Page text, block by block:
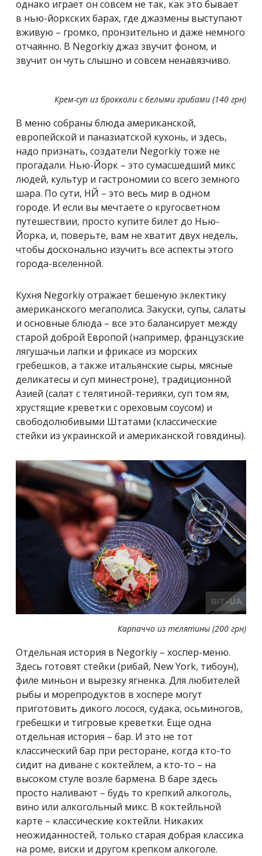
однако играет он совсем не так, как это бывает
в нью-йоркских барах, где джазмены выступают
вживую – громко, пронзительно и даже немного
отчаянно. В Negorkiy джаз звучит фоном, и
звучит он чуть слышно и совсем ненавязчиво.
Крем-суп из брокколи с белыми грибами (140 грн)
В меню собраны блюда американской,
европейской и паназиатской кухонь, и здесь,
надо признать, создатели Negorkiy тоже не
прогадали. Нью-Йорк – это сумасшедший микс
людей, культур и гастрономии со всего земного
шара. По сути, НЙ – это весь мир в одном
городе. И если вы мечтаете о кругосветном
путешествии, просто купите билет до Нью-
Йорка, и, поверьте, вам не хватит двух недель,
чтобы досконально изучить все аспекты этого
города-вселенной.
Кухня Negorkiy отражает бешеную эклектику
американского мегаполиса. Закуски, супы, салаты
и основные блюда – все это балансирует между
старой доброй Европой (например, французские
лягушачьи лапки и фрикасе из морских
гребешков, а также итальянские сыры, мясные
деликатесы и суп минестроне), традиционной
Азией (салат с телятиной-терияки, суп том ям,
хрустящие креветки с ореховым соусом) и
свободолюбивыми Штатами (классические
стейки из украинской и американской говядины).
Карпаччо из телятины (200 грн)
Отдельная история в Negorkiy – хоспер-меню.
Здесь готовят стейки (рибай, New York, тибоун),
филе миньон и вырезку ягненка. Для любителей
рыбы и морепродуктов в хоспере могут
приготовить дикого лосося, судака, осьминогов,
гребешки и тигровые креветки. Еще одна
отдельная история – бар. И это не тот
классический бар при ресторане, когда кто-то
сидит на диване с коктейлем, а кто-то – на
высоком стуле возле бармена. В баре здесь
просто наливают – будь то крепкий алкоголь,
вино или алкогольный микс. В коктейльной
карте – классические коктейли. Никаких
неожиданностей, только старая добрая классика
на роме, виски и другом крепком алкоголе.